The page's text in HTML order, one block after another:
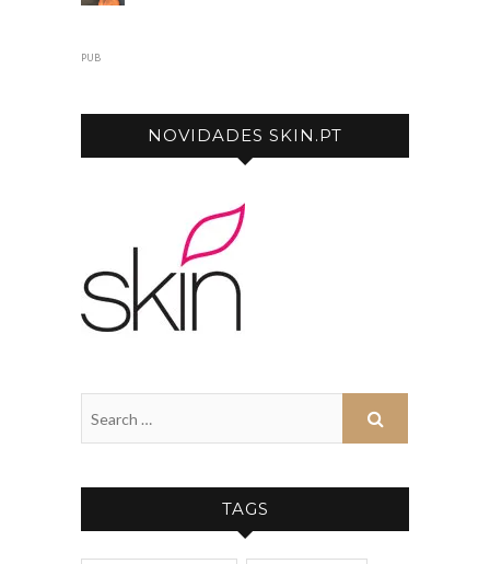
PUB
NOVIDADES SKIN.PT
TAGS